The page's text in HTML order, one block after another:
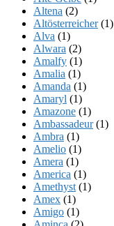
Altena (2)
Altösterreicher(1)
Alva (1)
Alwara (2)
Amalfy (1)
Amalia (1)
Amanda (1)
Amaryl (1)
Amazone (1)
Ambassadeur(1)
Ambra (1)
Amelio (1)
Amera (1)
America (1)
Amethyst (1)
Amex (1)
Amigo (1)